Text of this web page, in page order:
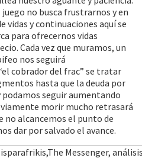
no busca frustrarnos y en
vidas y continuaciones aquí se
para ofrecernos vidas
Cada vez que muramos, un
nos seguirá
cobrador del frac” se tratar
hasta que la deuda por
podamos seguir aumentando
morir mucho retrasará
no alcancemos el punto de
dar por salvado el avance.